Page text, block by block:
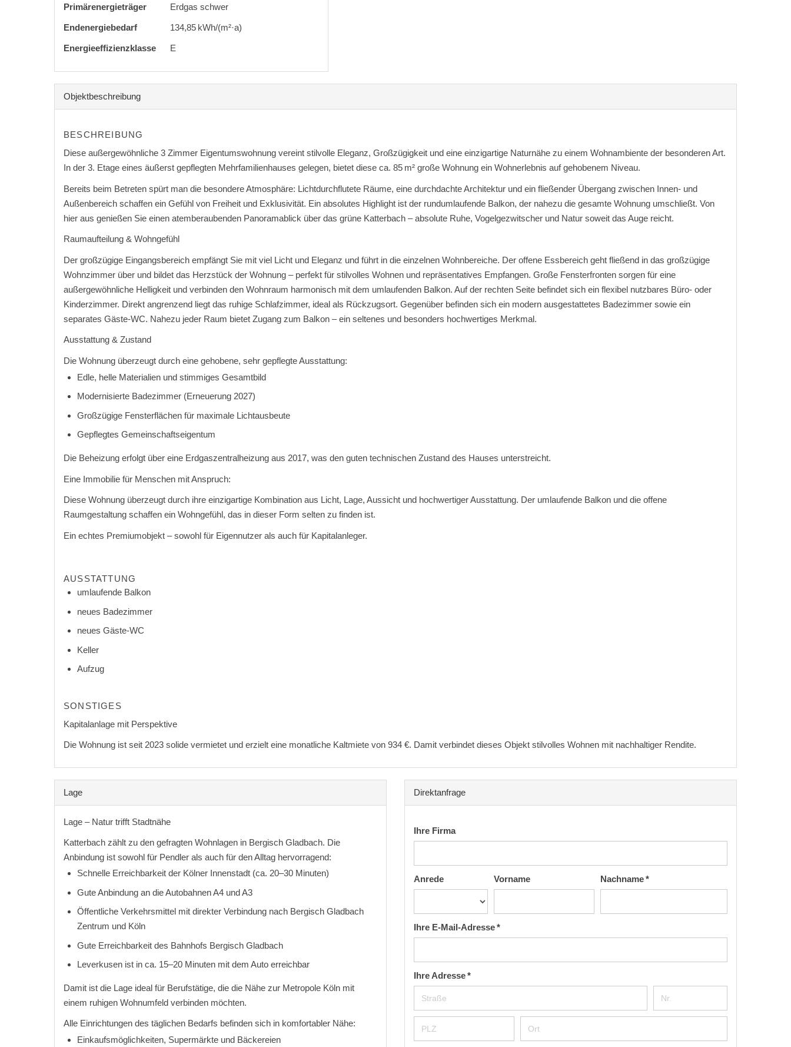
Primärenergieträger Erdgas schwer
Endenergie­bedarf 134,85 kWh/(m²·a)
Energie­effizienz­klasse E
Objekt­beschreibung
BESCHREIBUNG
Diese außergewöhnliche 3 Zimmer Eigentumswohnung vereint stilvolle Eleganz, Großzügigkeit und eine einzigartige Naturnähe zu einem Wohnambiente der besonderen Art.
In der 3. Etage eines äußerst gepflegten Mehrfamilienhauses gelegen, bietet diese ca. 85 m² große Wohnung ein Wohnerlebnis auf gehobenem Niveau.
Bereits beim Betreten spürt man die besondere Atmosphäre: Lichtdurchflutete Räume, eine durchdachte Architektur und ein fließender Übergang zwischen Innen- und
Außenbereich schaffen ein Gefühl von Freiheit und Exklusivität. Ein absolutes Highlight ist der rundumlaufende Balkon, der nahezu die gesamte Wohnung umschließt. Von
hier aus genießen Sie einen atemberaubenden Panoramablick über das grüne Katterbach – absolute Ruhe, Vogelgezwitscher und Natur soweit das Auge reicht.
Raumaufteilung & Wohngefühl
Der großzügige Eingangsbereich empfängt Sie mit viel Licht und Eleganz und führt in die einzelnen Wohnbereiche. Der offene Essbereich geht fließend in das großzügige
Wohnzimmer über und bildet das Herzstück der Wohnung – perfekt für stilvolles Wohnen und repräsentatives Empfangen. Große Fensterfronten sorgen für eine
außergewöhnliche Helligkeit und verbinden den Wohnraum harmonisch mit dem umlaufenden Balkon. Auf der rechten Seite befindet sich ein flexibel nutzbares Büro- oder
Kinderzimmer. Direkt angrenzend liegt das ruhige Schlafzimmer, ideal als Rückzugsort. Gegenüber befinden sich ein modern ausgestattetes Badezimmer sowie ein
separates Gäste-WC. Nahezu jeder Raum bietet Zugang zum Balkon – ein seltenes und besonders hochwertiges Merkmal.
Ausstattung & Zustand
Die Wohnung überzeugt durch eine gehobene, sehr gepflegte Ausstattung:
Edle, helle Materialien und stimmiges Gesamtbild
Modernisierte Badezimmer (Erneuerung 2027)
Großzügige Fensterflächen für maximale Lichtausbeute
Gepflegtes Gemeinschaftseigentum
Die Beheizung erfolgt über eine Erdgaszentralheizung aus 2017, was den guten technischen Zustand des Hauses unterstreicht.
Eine Immobilie für Menschen mit Anspruch:
Diese Wohnung überzeugt durch ihre einzigartige Kombination aus Licht, Lage, Aussicht und hochwertiger Ausstattung. Der umlaufende Balkon und die offene
Raumgestaltung schaffen ein Wohngefühl, das in dieser Form selten zu finden ist.
Ein echtes Premiumobjekt – sowohl für Eigennutzer als auch für Kapitalanleger.
AUSSTATTUNG
umlaufende Balkon
neues Badezimmer
neues Gäste-WC
Keller
Aufzug
SONSTIGES
Kapitalanlage mit Perspektive
Die Wohnung ist seit 2023 solide vermietet und erzielt eine monatliche Kaltmiete von 934 €. Damit verbindet dieses Objekt stilvolles Wohnen mit nachhaltiger Rendite.
Lage
Lage – Natur trifft Stadtnähe
Katterbach zählt zu den gefragten Wohnlagen in Bergisch Gladbach. Die
Anbindung ist sowohl für Pendler als auch für den Alltag hervorragend:
Schnelle Erreichbarkeit der Kölner Innenstadt (ca. 20–30 Minuten)
Gute Anbindung an die Autobahnen A4 und A3
Öffentliche Verkehrsmittel mit direkter Verbindung nach Bergisch Gladbach
Zentrum und Köln
Gute Erreichbarkeit des Bahnhofs Bergisch Gladbach
Leverkusen ist in ca. 15–20 Minuten mit dem Auto erreichbar
Damit ist die Lage ideal für Berufstätige, die die Nähe zur Metropole Köln mit
einem ruhigen Wohnumfeld verbinden möchten.
Alle Einrichtungen des täglichen Bedarfs befinden sich in komfortabler Nähe:
Einkaufsmöglichkeiten, Supermärkte und Bäckereien
Direktanfrage
Ihre Firma
Anrede Vorname Nachname *
Ihre E-Mail-Adresse *
Ihre Adresse *